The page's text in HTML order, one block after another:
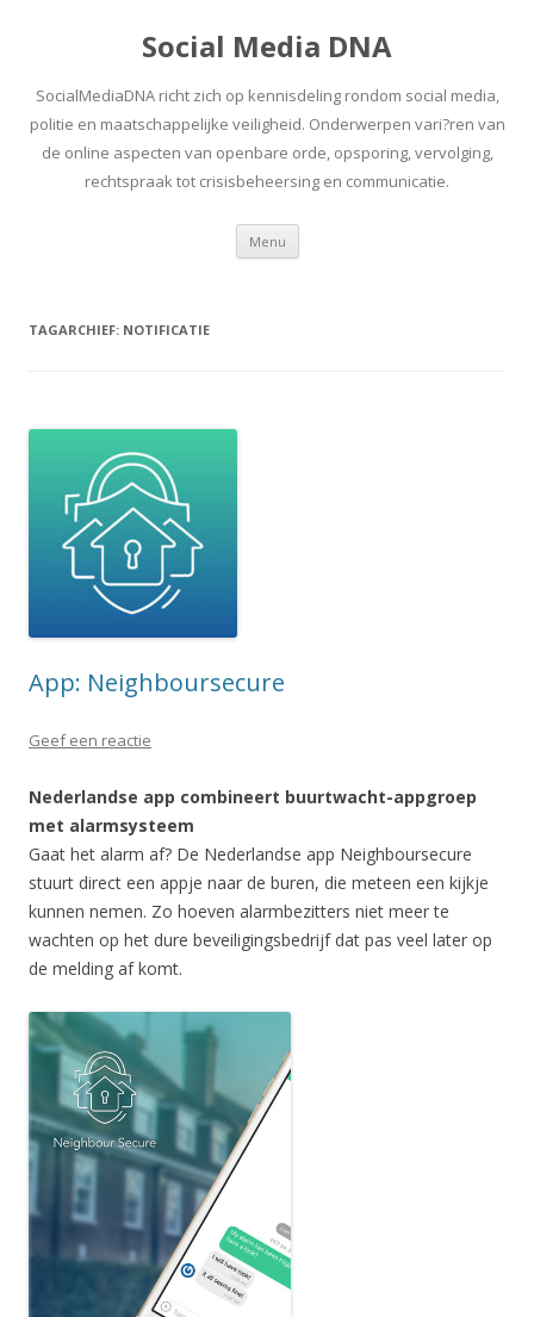
Social Media DNA
SocialMediaDNA richt zich op kennisdeling rondom social media,
politie en maatschappelijke veiligheid. Onderwerpen vari?ren van
de online aspecten van openbare orde, opsporing, vervolging,
rechtspraak tot crisisbeheersing en communicatie.
Menu Spring
inhoud
TAGARCHIEF: NOTIFICATIE
App: Neighboursecure
Geef een reactie
Nederlandse app combineert buurtwacht-appgroep
met alarmsysteem
Gaat het alarm af? De Nederlandse app Neighboursecure
stuurt direct een appje naar de buren, die meteen een kijkje
kunnen nemen. Zo hoeven alarmbezitters niet meer te
wachten op het dure beveiligingsbedrijf dat pas veel later op
de melding af komt.